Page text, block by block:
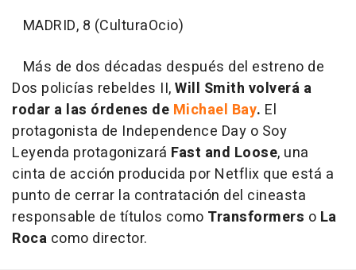
MADRID, 8 (CulturaOcio)
Más de dos décadas después del estreno de
Dos policías rebeldes II,Will Smith volverá a
rodar a las órdenes de Michael Bay. El
protagonista de Independence Day o Soy
Leyenda protagonizará Fast and Loose, una
cinta de acción producida por Netflix que está a
punto de cerrar la contratación del cineasta
responsable de títulos como Transformers o La
Roca como director.